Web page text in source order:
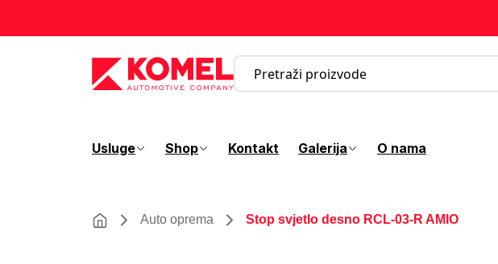
Usluge Shop Kontakt Galerija O nama
Auto oprema Stop svjetlo desno RCL-03-R AMIO